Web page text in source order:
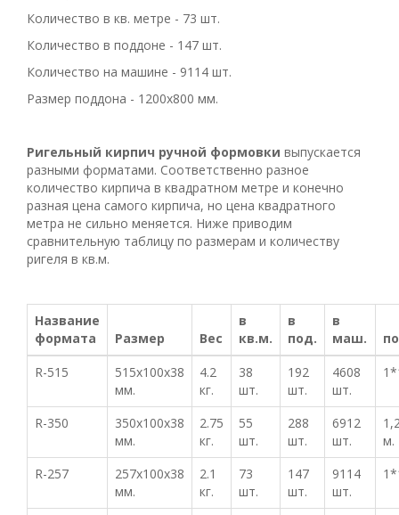
Количество в кв. метре - 73 шт.
Количество в поддоне - 147 шт.
Количество на машине - 9114 шт.
Размер поддона - 1200x800 мм.
Ригельный кирпич ручной формовки выпускается
разными форматами. Соответственно разное
количество кирпича в квадратном метре и конечно
разная цена самого кирпича, но цена квадратного
метра не сильно меняется. Ниже приводим
сравнительную таблицу по размерам и количеству
ригеля в кв.м.
Название
формата
Размер Вес
в
кв.м.
в
под.
в
маш.
R-515
515x100x38
мм.
4.2
кг.
38
шт.
192
шт.
4608
шт.
R-350
350x100x38
мм.
2.75
кг.
55
шт.
288
шт.
6912
шт.
м.
R-257
257x100x38
мм.
2.1
кг.
73
шт.
147
шт.
9114
шт.